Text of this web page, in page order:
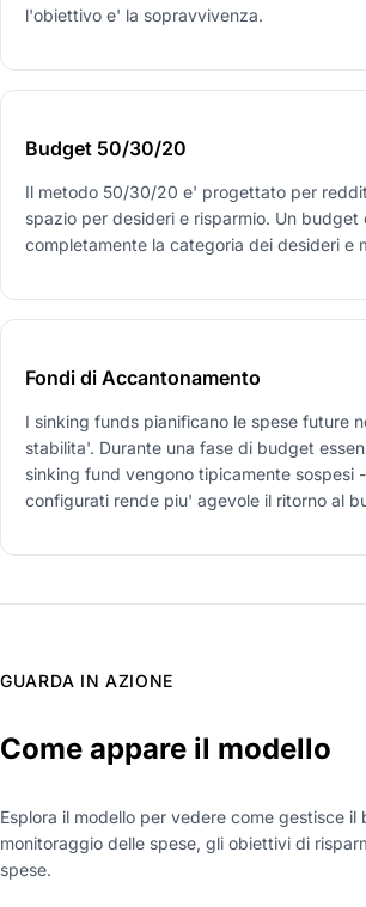
l'obiettivo e' la sopravvivenza.
Budget 50/30/20
Il metodo 50/30/20 e' progettato per
spazio per desideri e risparmio. Un budget
completamente la categoria dei desideri e
Fondi di Accantonamento
I sinking funds pianificano le spese future
stabilita'. Durante una fase di budget
sinking fund vengono tipicamente sospesi
configurati rende piu' agevole il ritorno al
GUARDA IN AZIONE
Come appare il modello
Esplora il modello per vedere come gestisce il
monitoraggio delle spese, gli obiettivi di
spese.